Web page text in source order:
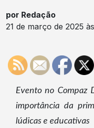
por Redação
21 de março de 2025
Evento no Compaz
importância da
lúdicas e educativas